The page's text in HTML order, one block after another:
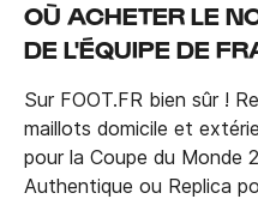
OÙ ACHETER LE
DE L'ÉQUIPE DE
Sur FOOT.FR bien sûr !
maillots domicile et
pour la Coupe du Monde
Authentique ou Replica